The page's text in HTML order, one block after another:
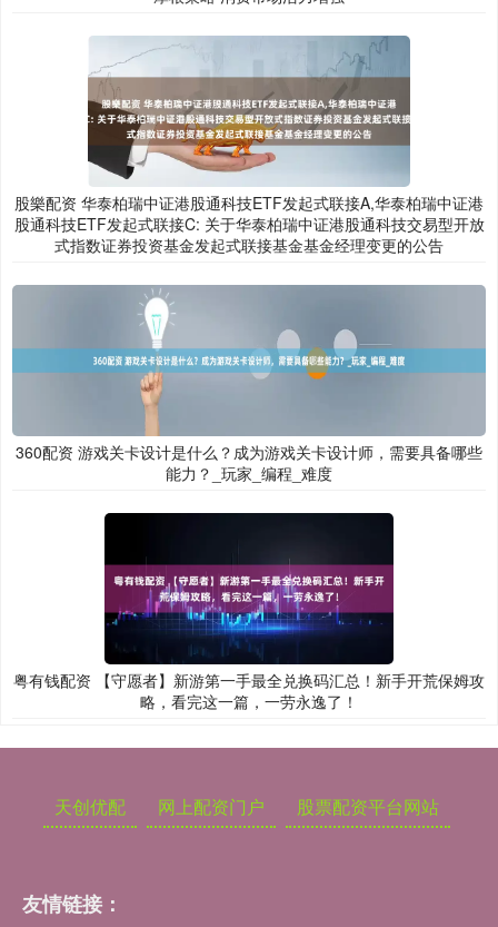
股樂配资 华泰柏瑞中证港股通科技ETF发起式联接A,华泰柏瑞中证港
股通科技ETF发起式联接C: 关于华泰柏瑞中证港股通科技交易型开放
式指数证券投资基金发起式联接基金基金经理变更的公告
360配资 游戏关卡设计是什么？成为游戏关卡设计师，需要具备哪些
能力？_玩家_编程_难度
粤有钱配资 【守愿者】新游第一手最全兑换码汇总！新手开荒保姆攻
略，看完这一篇，一劳永逸了！
天创优配 网上配资门户 股票配资平台网站
友情链接：